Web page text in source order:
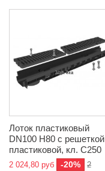
Лоток пластиковый
DN100 H80 с решеткой
пластиковой, кл. C250
2 024,80 руб -20%
2